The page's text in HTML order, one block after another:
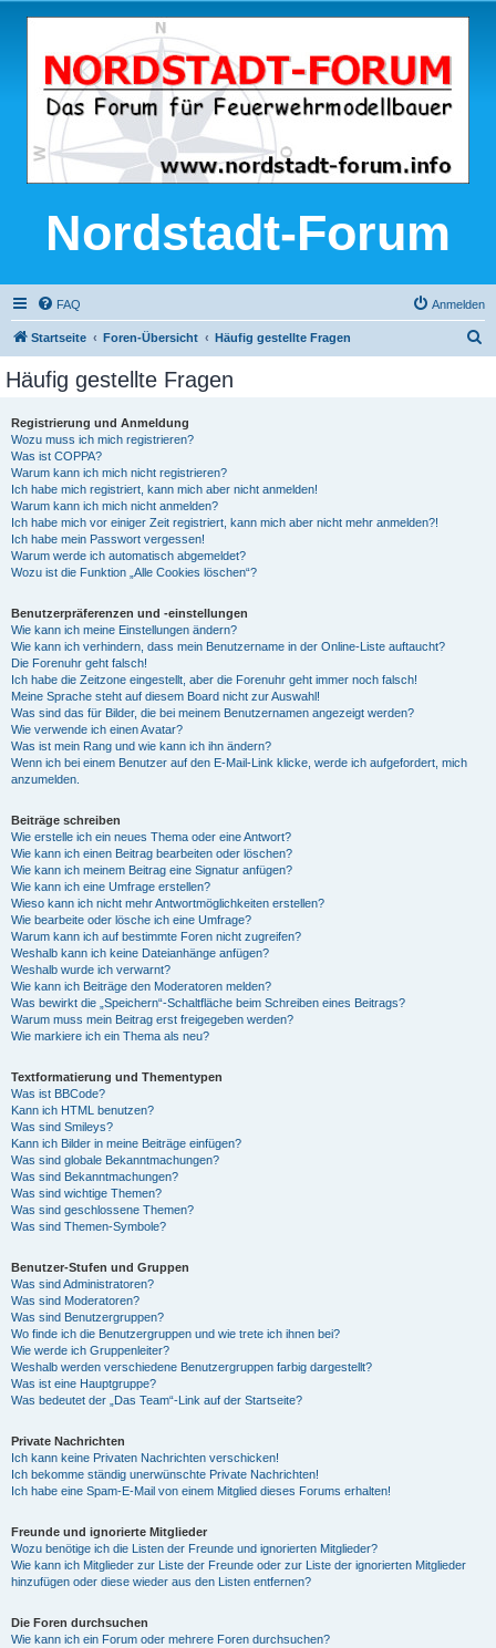
Nordstadt-Forum
FAQ Anmelden
Startseite Foren-Übersicht Häufig gestellte Fragen
Häufig gestellte Fragen
Registrierung und Anmeldung
Wozu muss ich mich registrieren?
Was ist COPPA?
Warum kann ich mich nicht registrieren?
Ich habe mich registriert, kann mich aber nicht anmelden!
Warum kann ich mich nicht anmelden?
Ich habe mich vor einiger Zeit registriert, kann mich aber nicht mehr anmelden?!
Ich habe mein Passwort vergessen!
Warum werde ich automatisch abgemeldet?
Wozu ist die Funktion „Alle Cookies löschen“?
Benutzerpräferenzen und -einstellungen
Wie kann ich meine Einstellungen ändern?
Wie kann ich verhindern, dass mein Benutzername in der Online-Liste auftaucht?
Die Forenuhr geht falsch!
Ich habe die Zeitzone eingestellt, aber die Forenuhr geht immer noch falsch!
Meine Sprache steht auf diesem Board nicht zur Auswahl!
Was sind das für Bilder, die bei meinem Benutzernamen angezeigt werden?
Wie verwende ich einen Avatar?
Was ist mein Rang und wie kann ich ihn ändern?
Wenn ich bei einem Benutzer auf den E-Mail-Link klicke, werde ich aufgefordert, mich
anzumelden.
Beiträge schreiben
Wie erstelle ich ein neues Thema oder eine Antwort?
Wie kann ich einen Beitrag bearbeiten oder löschen?
Wie kann ich meinem Beitrag eine Signatur anfügen?
Wie kann ich eine Umfrage erstellen?
Wieso kann ich nicht mehr Antwortmöglichkeiten erstellen?
Wie bearbeite oder lösche ich eine Umfrage?
Warum kann ich auf bestimmte Foren nicht zugreifen?
Weshalb kann ich keine Dateianhänge anfügen?
Weshalb wurde ich verwarnt?
Wie kann ich Beiträge den Moderatoren melden?
Was bewirkt die „Speichern“-Schaltfläche beim Schreiben eines Beitrags?
Warum muss mein Beitrag erst freigegeben werden?
Wie markiere ich ein Thema als neu?
Textformatierung und Thementypen
Was ist BBCode?
Kann ich HTML benutzen?
Was sind Smileys?
Kann ich Bilder in meine Beiträge einfügen?
Was sind globale Bekanntmachungen?
Was sind Bekanntmachungen?
Was sind wichtige Themen?
Was sind geschlossene Themen?
Was sind Themen-Symbole?
Benutzer-Stufen und Gruppen
Was sind Administratoren?
Was sind Moderatoren?
Was sind Benutzergruppen?
Wo finde ich die Benutzergruppen und wie trete ich ihnen bei?
Wie werde ich Gruppenleiter?
Weshalb werden verschiedene Benutzergruppen farbig dargestellt?
Was ist eine Hauptgruppe?
Was bedeutet der „Das Team“-Link auf der Startseite?
Private Nachrichten
Ich kann keine Privaten Nachrichten verschicken!
Ich bekomme ständig unerwünschte Private Nachrichten!
Ich habe eine Spam-E-Mail von einem Mitglied dieses Forums erhalten!
Freunde und ignorierte Mitglieder
Wozu benötige ich die Listen der Freunde und ignorierten Mitglieder?
Wie kann ich Mitglieder zur Liste der Freunde oder zur Liste der ignorierten Mitglieder
hinzufügen oder diese wieder aus den Listen entfernen?
Die Foren durchsuchen
Wie kann ich ein Forum oder mehrere Foren durchsuchen?